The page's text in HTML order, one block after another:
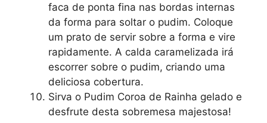
faca de ponta fina nas bordas internas
da forma para soltar o pudim. Coloque
um prato de servir sobre a forma e vire
rapidamente. A calda caramelizada irá
escorrer sobre o pudim, criando uma
deliciosa cobertura.
Sirva o Pudim Coroa de Rainha gelado e
desfrute desta sobremesa majestosa!